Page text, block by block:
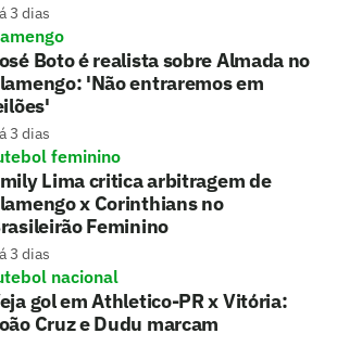
3 dias
Boto é realista sobre Almada no
'Não entraremos em
3 dias
feminino
Lima critica arbitragem de
x Corinthians no
Feminino
3 dias
nacional
gol em Athletico-PR x Vitória:
Cruz e Dudu marcam